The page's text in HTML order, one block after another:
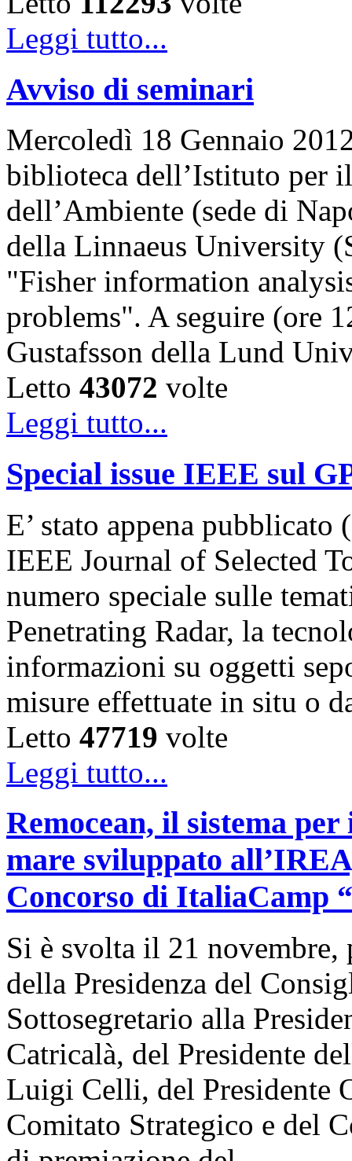
Leggi tutto...
Avviso di seminari
Mercoledì 18 Gennaio
biblioteca dell’Istituto per
dell’Ambiente (sede di
della Linnaeus University
"Fisher information
problems". A seguire (ore
Gustafsson della Lund
Letto 43072 volte
Leggi tutto...
Special issue IEEE sul
E’ stato appena
IEEE Journal of Selected
numero speciale sulle
Penetrating Radar, la
informazioni su oggetti
misure effettuate in situ o
Letto 47719 volte
Leggi tutto...
Remocean, il sistema
mare sviluppato
Concorso di ItaliaCamp
Si è svolta il 21 novembre,
della Presidenza del
Sottosegretario alla
Catricalà, del Presidente
Luigi Celli, del Presidente
Comitato Strategico e del